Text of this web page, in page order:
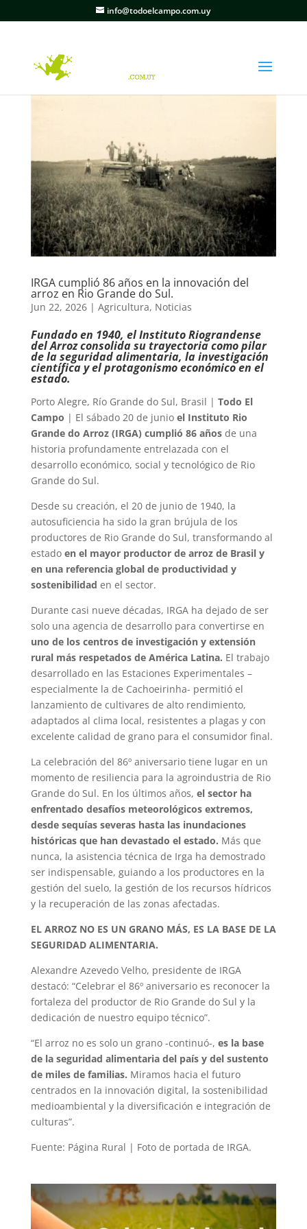
info@todoelcampo.com.uy
IRGA cumplió 86 años en la innovación del
arroz en Rio Grande do Sul.
Jun 22, 2026| Agricultura, Noticias
Fundado en 1940, el Instituto Riograndense
del Arroz consolida su trayectoria como pilar
de la seguridad alimentaria, la investigación
científica y el protagonismo económico en el
estado.
Porto Alegre, Río Grande do Sul, Brasil | Todo El
Campo | El sábado 20 de junio el Instituto Rio
Grande do Arroz (IRGA) cumplió 86 añosde una
historia profundamente entrelazada con el
desarrollo económico, social y tecnológico de Rio
Grande do Sul.
Desde su creación, el 20 de junio de 1940, la
autosuficiencia ha sido la gran brújula de los
productores de Rio Grande do Sul, transformando al
estado en el mayor productor de arroz de Brasil y
en una referencia global de productividad y
sostenibilidad en el sector.
Durante casi nueve décadas, IRGA ha dejado de ser
solo una agencia de desarrollo para convertirse en
uno de los centros de investigación y extensión
rural más respetados de América Latina. El trabajo
desarrollado en las Estaciones Experimentales –
especialmente la de Cachoeirinha- permitió el
lanzamiento de cultivares de alto rendimiento,
adaptados al clima local, resistentes a plagas y con
excelente calidad de grano para el consumidor final.
La celebración del 86º aniversario tiene lugar en un
momento de resiliencia para la agroindustria de Rio
Grande do Sul. En los últimos años, el sector ha
enfrentado desafíos meteorológicos extremos,
desde sequías severas hasta las inundaciones
históricas que han devastado el estado. Más que
nunca, la asistencia técnica de Irga ha demostrado
ser indispensable, guiando a los productores en la
gestión del suelo, la gestión de los recursos hídricos
y la recuperación de las zonas afectadas.
EL ARROZ NO ES UN GRANO MÁS, ES LA BASE DE LA
SEGURIDAD ALIMENTARIA.
Alexandre Azevedo Velho, presidente de IRGA
destacó: “Celebrar el 86º aniversario es reconocer la
fortaleza del productor de Rio Grande do Sul y la
dedicación de nuestro equipo técnico”.
“El arroz no es solo un grano -continuó-, es la base
de la seguridad alimentaria del país y del sustento
de miles de familias. Miramos hacia el futuro
centrados en la innovación digital, la sostenibilidad
medioambiental y la diversificación e integración de
culturas”.
Fuente: Página Rural | Foto de portada de IRGA.